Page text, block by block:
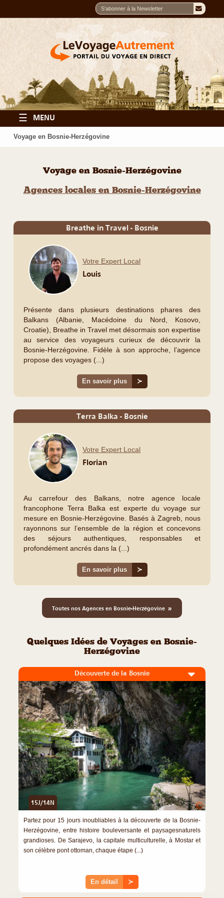
☰ MENU
Voyage en Bosnie-Herzégovine
Voyage en Bosnie-Herzégovine
Agences locales en Bosnie-Herzégovine
Breathe in Travel - Bosnie
Votre Expert Local
Louis
Présente dans plusieurs destinations phares des
Balkans (Albanie, Macédoine du Nord, Kosovo,
Croatie), Breathe in Travel met désormais son expertise
au service des voyageurs curieux de découvrir la
Bosnie-Herzégovine. Fidèle à son approche, l’agence
propose des voyages (...)
En savoir plus ≻
Terra Balka - Bosnie
Votre Expert Local
Florian
Au carrefour des Balkans, notre agence locale
francophone Terra Balka est experte du voyage sur
mesure en Bosnie-Herzégovine. Basés à Zagreb, nous
rayonnons sur l’ensemble de la région et concevons
des séjours authentiques, responsables et
profondément ancrés dans la (...)
En savoir plus ≻
Toutes nos Agences en Bosnie-Herzégovine »
Quelques Idées de Voyages en Bosnie-
Herzégovine
Découverte de la Bosnie
15J/14N ©
Partez pour 15 jours inoubliables à la découverte de la Bosnie-
Herzégovine, entre histoire bouleversante et paysagesnaturels
grandioses. De Sarajevo, la capitale multiculturelle, à Mostar et
son célèbre pont ottoman, chaque étape (...)
En détail ≻